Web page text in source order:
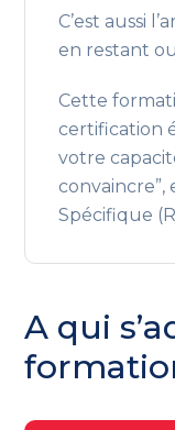
C’est aussi
en restant
Cette
certification
votre
Spécifique
A qui